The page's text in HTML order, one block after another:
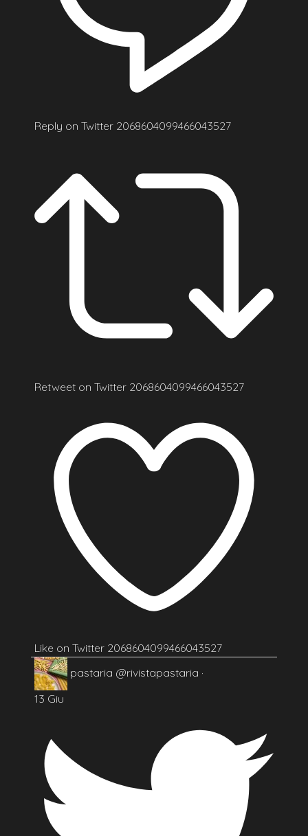
Reply on Twitter 2068604099466043527
Retweet on Twitter 2068604099466043527
Like on Twitter 2068604099466043527
pastaria @rivistapastaria ·
13 Giu